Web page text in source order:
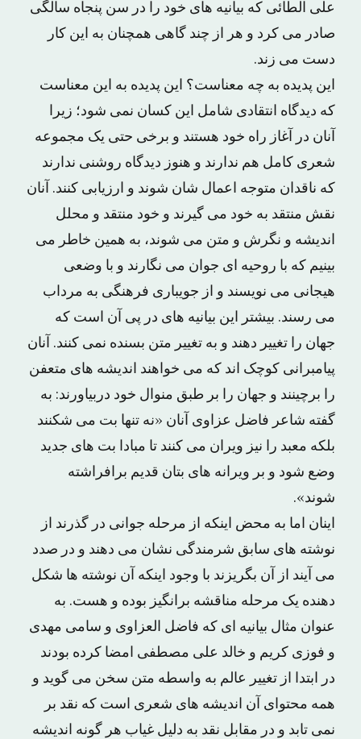
علی الطائی که بیانیه های خود را در سن پنجاه سالگی
صادر می کرد و هر از چند گاهی همچنان به این کار
دست می زند.
این پدیده به چه معناست؟ این پدیده به این معناست
که دیدگاه انتقادی شامل این کسان نمی شود؛ زیرا
آنان در آغاز راه خود هستند و برخی حتی یک مجموعه
شعری کامل هم ندارند و هنوز دیدگاه روشنی ندارند
که ناقدان متوجه اعمال شان شوند و ارزیابی کنند. آنان
نقش منتقد به خود می گیرند و خود منتقد و محلل
اندیشه و نگرش و متن می شوند، به همین خاطر می
بینیم که با روحیه ای جوان می نگارند و با وضعی
هیجانی می نویسند و از جویباری فرهنگی به مرداب
می رسند. بیشتر این بیانیه های در پی آن است که
جهان را تغییر دهند و به تغییر متن بسنده نمی کنند. آنان
پیامبرانی کوچک اند که می خواهند اندیشه های متعفن
را برچینند و جهان را بر طبق منوال خود دربیاورند: به
گفته شاعر فاضل عزاوی آنان «نه تنها بت می شکنند
بلکه معبد را نیز ویران می کنند تا مبادا بت های جدید
وضع شود و بر ویرانه های بتان قدیم برافراشته
شوند».
اینان اما به محض اینکه از مرحله جوانی در گذرند از
نوشته های سابق شرمندگی نشان می دهند و در صدد
می آیند از آن بگریزند با وجود اینکه آن نوشته ها شکل
دهنده یک مرحله مناقشه برانگیز بوده و هست. به
عنوان مثال بیانیه ای که فاضل العزاوی و سامی مهدی
و فوزی کریم و خالد علی مصطفی امضا کرده بودند
در ابتدا از تغییر عالم به واسطه متن سخن می گوید و
همه محتوای آن اندیشه های شعری است که نقد بر
نمی تابد و در مقابل نقد به دلیل غیاب هر گونه اندیشه